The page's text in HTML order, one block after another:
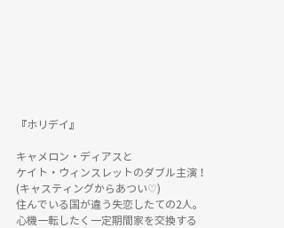
『ホリデイ』
キャメロン・ディアスと
ケイト・ウィンスレットのダブル主演！
(キャスティングからあつい♡)
住んでいる国が違う失恋したての2人。
心機一転したく一定期間家を交換する